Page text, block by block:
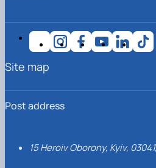
Post address
15 Heroiv Oborony, Kyiv,
Site map